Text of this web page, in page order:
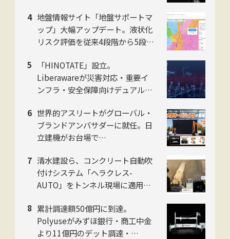
地盤情報サイト「地盤サポートマ
ップ」大幅アップデート。液状化
リスク評価を従来4段階から5段階
社
「HINOTATE」設立。
Liberawareが災害対応・重要イ
ンフラ・安全保障向けデュアルユ
立
世界的アスリートがグローバル・
ブランドアンバサダーに就任。日
立建機がお台場で
発表・巨大油圧ショベル乗車体験
も
清水建設ら、コンクリート自動吹
付けシステム「ヘラクレス-
AUTO」をトンネル現場に適用。
し、均質な自動吹付けを実現
累計調達額50億円に到達。
Polyuseがみずほ銀行・商工中金
より11億円のデット調達・